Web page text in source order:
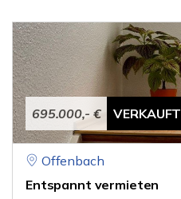
695.000,- € VERKAUFT
Offenbach
Entspannt vermieten